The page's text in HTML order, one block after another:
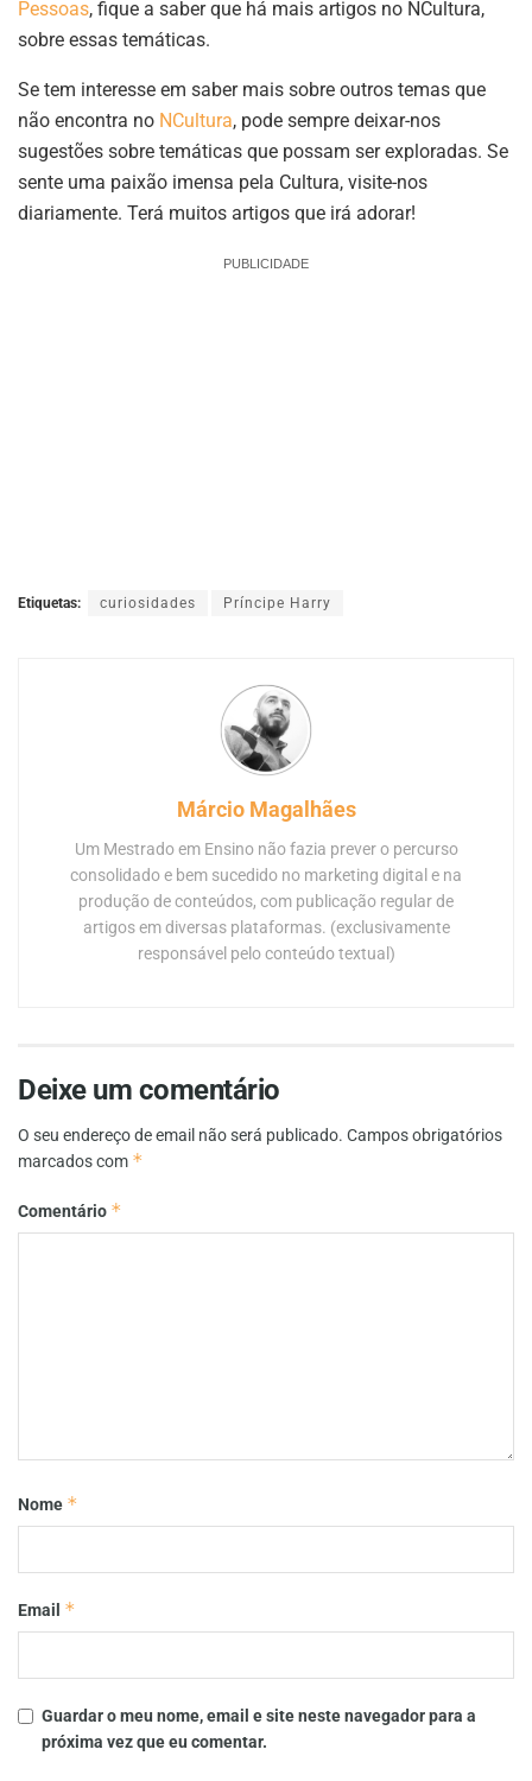
Pessoas, fique a saber que há mais artigos no NCultura,
sobre essas temáticas.
Se tem interesse em saber mais sobre outros temas que
não encontra no NCultura, pode sempre deixar-nos
sugestões sobre temáticas que possam ser exploradas. Se
sente uma paixão imensa pela Cultura, visite-nos
diariamente. Terá muitos artigos que irá adorar!
PUBLICIDADE
Etiquetas: curiosidades Príncipe Harry
Márcio Magalhães
Um Mestrado em Ensino não fazia prever o percurso
consolidado e bem sucedido no marketing digital e na
produção de conteúdos, com publicação regular de
artigos em diversas plataformas. (exclusivamente
responsável pelo conteúdo textual)
Deixe um comentário
O seu endereço de email não será publicado. Campos obrigatórios
marcados com *
Comentário *
Nome *
Email *
Guardar o meu nome, email e site neste navegador para a
próxima vez que eu comentar.